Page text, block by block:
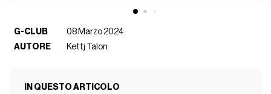
G-CLUB
08 Marzo 2024
AUTORE
Kettj Talon
IN QUESTO ARTICOLO